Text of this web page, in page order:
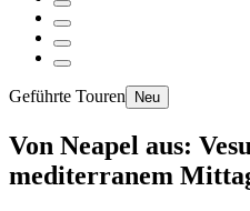
Geführte Touren Neu
Von Neapel aus:
mediterranem